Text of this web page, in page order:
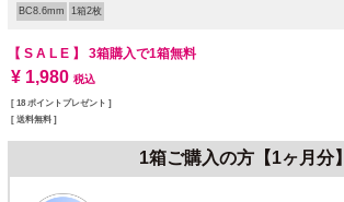
BC8.6mm 1箱2枚
【 S A L E 】 3箱購入で1箱無料
¥ 1,980 税込
[ 18 ポイントプレゼント ]
送料無料
1箱ご購入の方【1ヶ月分】